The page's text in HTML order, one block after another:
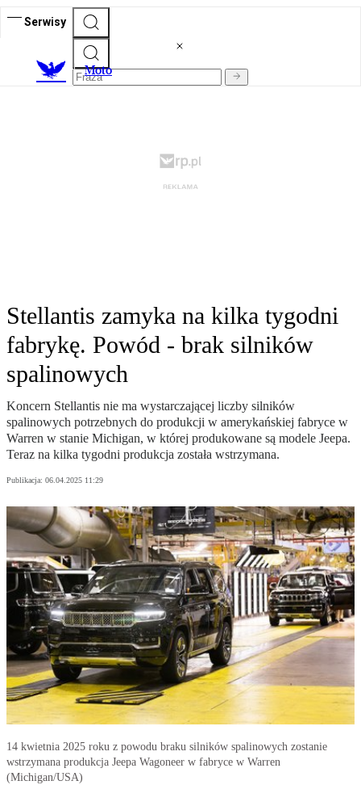
Serwisy
Moto
Stellantis zamyka na kilka tygodni
fabrykę. Powód - brak silników
spalinowych
Koncern Stellantis nie ma wystarczającej liczby silników
spalinowych potrzebnych do produkcji w amerykańskiej fabryce w
Warren w stanie Michigan, w której produkowane są modele Jeepa.
Teraz na kilka tygodni produkcja została wstrzymana.
Publikacja: 06.04.2025 11:29
14 kwietnia 2025 roku z powodu braku silników spalinowych zostanie
wstrzymana produkcja Jeepa Wagoneer w fabryce w Warren
(Michigan/USA)